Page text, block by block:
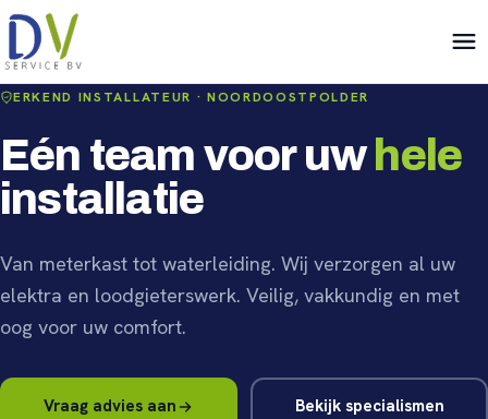
ERKEND INSTALLATEUR · NOORDOOSTPOLDER
Eén team voor uw hele
installatie
Van meterkast tot waterleiding. Wij verzorgen al uw
elektra en loodgieterswerk. Veilig, vakkundig en met
oog voor uw comfort.
Vraag advies aan Bekijk specialismen